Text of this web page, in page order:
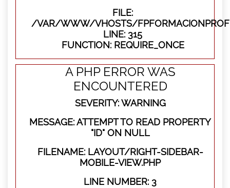
FILE:
/VAR/WWW/VHOSTS/
LINE: 315
FUNCTION: REQUIRE_ONCE
A PHP ERROR WAS
ENCOUNTERED
SEVERITY: WARNING
MESSAGE: ATTEMPT TO READ PROPERTY
"ID" ON NULL
FILENAME: LAYOUT/RIGHT-SIDEBAR-
MOBILE-VIEW.PHP
LINE NUMBER: 3